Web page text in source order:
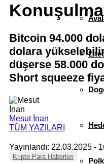
Bitcoin 94.000
dolara
düşerse 58.000
Short squeeze
Mesut İnan
TÜM YAZILARI
Yayınlandı: 22.03.2025 -
Kripto Para Haberleri